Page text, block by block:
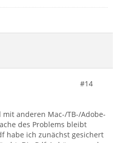
#14
anderen Mac-/TB-/Adobe-
des Problems bleibt
habe ich zunächst gesichert